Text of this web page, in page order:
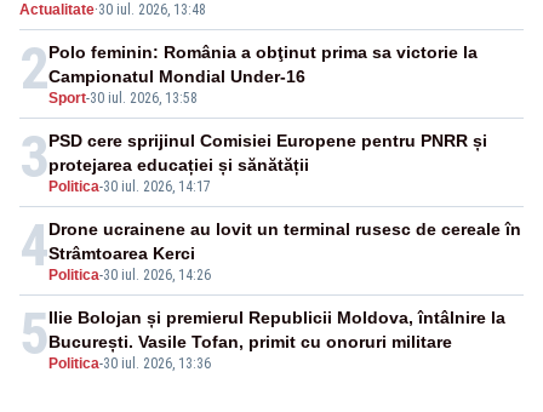
Actualitate·30 iul. 2026, 13:48
2Sport-30 iul. 2026, 13:58
Polo feminin: România a obţinut prima sa victorie la
Campionatul Mondial Under-16
3 Politica-30 iul. 2026, 14:17
PSD cere sprijinul Comisiei Europene pentru PNRR și
protejarea educației și sănătății
4 Politica-30 iul. 2026, 14:26
Drone ucrainene au lovit un terminal rusesc de cereale în
Strâmtoarea Kerci
5 Politica-30 iul. 2026, 13:36
Ilie Bolojan și premierul Republicii Moldova, întâlnire la
București. Vasile Tofan, primit cu onoruri militare